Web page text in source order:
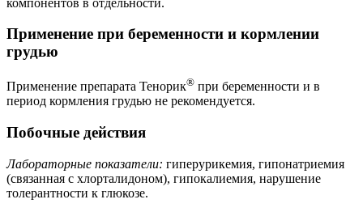
Применение при беременности и кормлении
грудью
Применение препарата Тенорик® при беременности и в
период кормления грудью не рекомендуется.
Побочные действия
Лабораторные показатели: гиперурикемия, гипонатриемия
(связанная с хлорталидоном), гипокалиемия, нарушение
толерантности к глюкозе.